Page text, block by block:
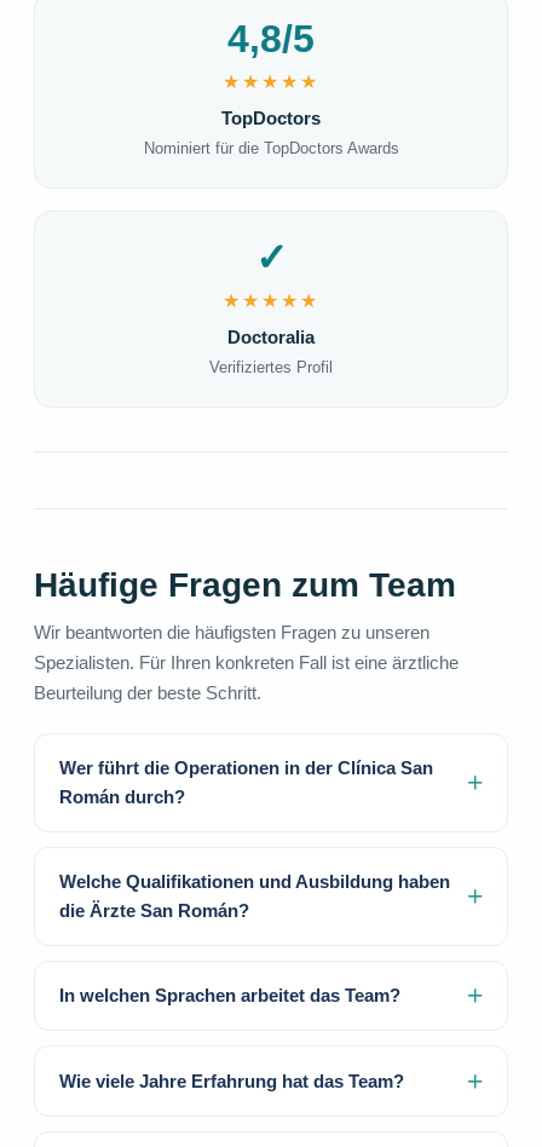
4,8/5
★★★★★
TopDoctors
Nominiert für die TopDoctors Awards
✓
★★★★★
Doctoralia
Verifiziertes Profil
Häufige Fragen zum Team
Wir beantworten die häufigsten Fragen zu unseren
Spezialisten. Für Ihren konkreten Fall ist eine ärztliche
Beurteilung der beste Schritt.
Wer führt die Operationen in der Clínica San
Román durch?
Welche Qualifikationen und Ausbildung haben
die Ärzte San Román?
In welchen Sprachen arbeitet das Team?
Wie viele Jahre Erfahrung hat das Team?